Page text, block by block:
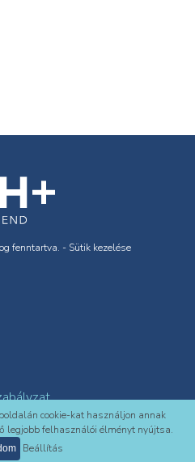
cookie-kat használjon annak
legjobb felhasználói élményt nyújtsa.
Beállítás
fenntartva. - Sütik kezelése
iConSoft Kft.